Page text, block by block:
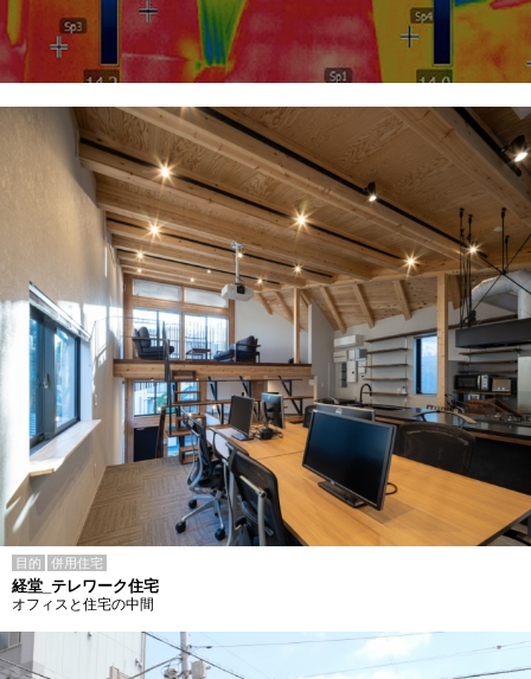
目的 併用住宅
経堂_テレワーク住宅
オフィスと住宅の中間